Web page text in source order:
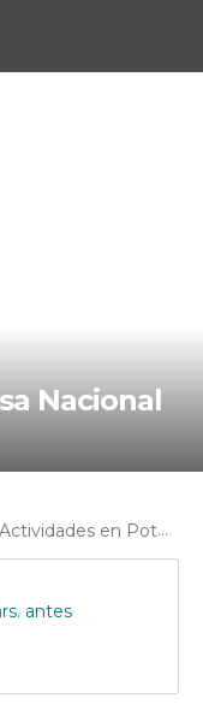
Actividades en Potosí
antes